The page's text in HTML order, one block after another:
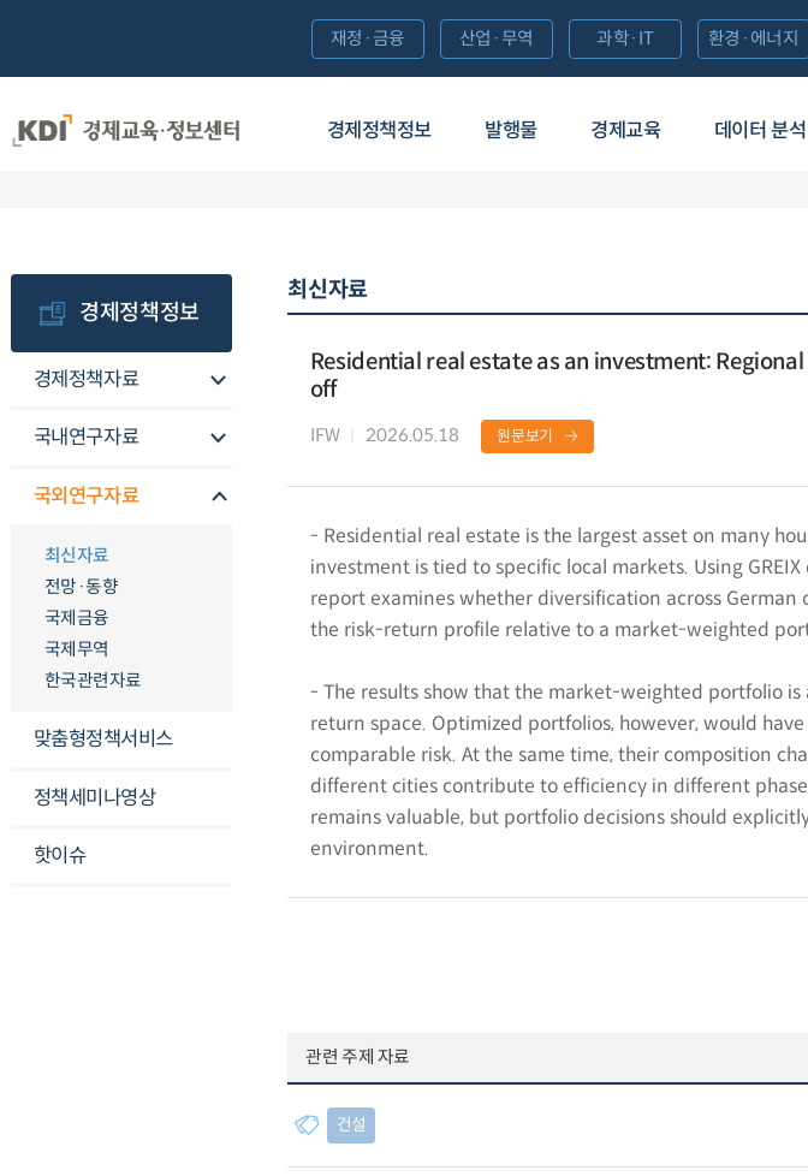
경제정책정보 발행물 경제교육 데이터 분석
재정·금융 산업·무역 과학·IT 환경·에너지
경제정책정보
경제정책자료
국내연구자료
국외연구자료
최신자료
전망·동향
국제금융
국제무역
한국관련자료
맞춤형정책서비스
정책세미나영상
핫이슈
최신자료
Residential real estate as an investment:
off
IFW 2026.05.18 원문보기
- Residential real estate is the largest asset on many
investment is tied to specific local markets. Using
report examines whether diversification across
the risk-return profile relative to a market-weighted
- The results show that the market-weighted portfolio
return space. Optimized portfolios, however, would
comparable risk. At the same time, their composition
different cities contribute to efficiency in different
remains valuable, but portfolio decisions should
environment.
관련 주제 자료
건설